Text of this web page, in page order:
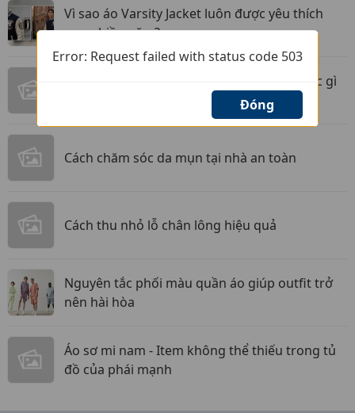
Vì sao áo Varsity Jacket luôn được yêu thích
qua nhiều năm?
Chuỗi hạt đá tròn phong thủy là gì, có khác gì
Cách chăm sóc da mụn tại nhà an toàn
Cách thu nhỏ lỗ chân lông hiệu quả
Nguyên tắc phối màu quần áo giúp outfit trở
nên hài hòa
Áo sơ mi nam - Item không thể thiếu trong tủ
đồ của phái mạnh
Error: Request failed with status code 503
Đóng